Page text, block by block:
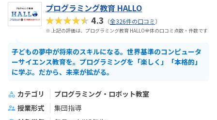
プログラミング教育 HALLO
★★★★★4.3 （全326件の口コミ）
※ 上記の評価は、プログラミング教育 HALLO全体の口コミ点数・件数です
子どもの夢中が将来のスキルになる。世界基準のコンピュータ
ーサイエンス教育を。プログラミングを「楽しく」「本格的」
に学ぶ。だから、未来が拡がる。
カテゴリ
プログラミング・ロボット教室
授業形式
集団指導